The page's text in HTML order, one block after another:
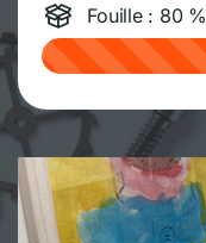
Fouille : 80 %